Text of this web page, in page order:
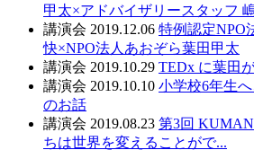
甲太×アドバイザリースタッフ
講演会 2019.12.06 特例認定NPO
快×NPO法人あおぞら葉田甲太
講演会 2019.10.29 TEDx に葉田
講演会 2019.10.10 小学校6年生
のお話
講演会 2019.08.23 第3回
ちは世界を変えることがで...